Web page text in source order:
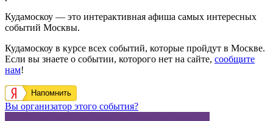
Кудамоскоу — это интерактивная афиша самых интересных
событий Москвы.
Кудамоскоу в курсе всех событий, которые пройдут в Москве.
Если вы знаете о событии, которого нет на сайте, сообщите
нам!
Напомнить
Вы организатор этого события?